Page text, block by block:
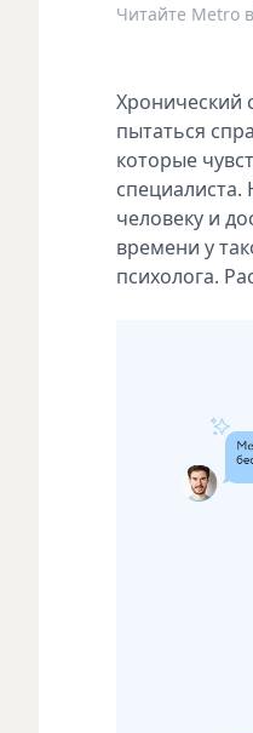
Читайте Metro в
Хронический
пытаться
которые
человеку и
времени у
психолога.